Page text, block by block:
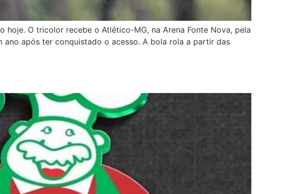
O tricolor recebe o Atlético-MG, na Arena Fonte Nova, pela
após ter conquistado o acesso. A bola rola a partir das